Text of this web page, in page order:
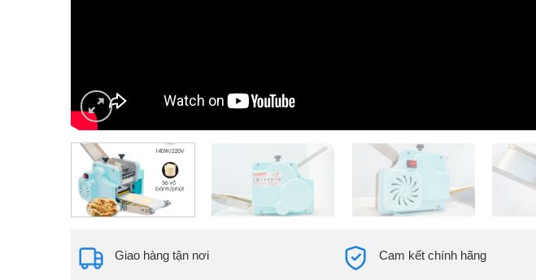
Giao hàng tận nơi Cam kết chính hãng